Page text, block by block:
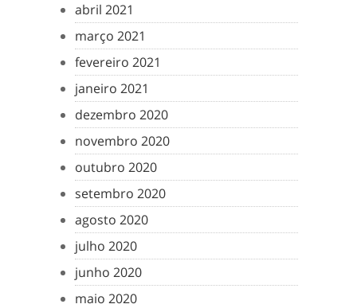
abril 2021
março 2021
fevereiro 2021
janeiro 2021
dezembro 2020
novembro 2020
outubro 2020
setembro 2020
agosto 2020
julho 2020
junho 2020
maio 2020